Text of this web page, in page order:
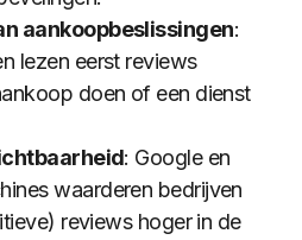
aankoopbeslissingen:
lezen eerst reviews
doen of een dienst
: Google en
waarderen bedrijven
reviews hoger in de